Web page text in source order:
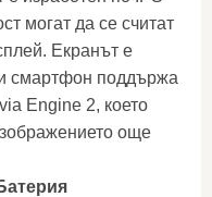
могат да се считат
Екранът е
смартфон поддържа
Engine 2, което
още